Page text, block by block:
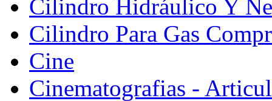
Cilindro Hidráulico Y
Cilindro Para Gas
Cine
Cinematografias -